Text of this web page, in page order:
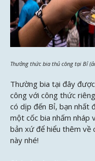
Thưởng thức bia thủ công tại Bỉ
Thường bia tại đây
công với công thức
có dịp đến Bỉ, bạn nhất
một cốc bia nhấm nháp
bản xứ để hiểu thêm về
này nhé!